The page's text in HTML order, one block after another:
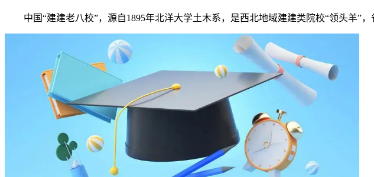
中国“建建老八校”，源自1895年北洋大学土木系，是西北地域建建类院校“领头羊”，